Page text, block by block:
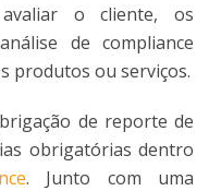
o cliente, os
de compliance
produtos ou serviços.
de reporte de
obrigatórias dentro
. Junto com uma